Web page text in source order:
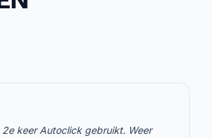
keer Autoclick gebruikt. Weer